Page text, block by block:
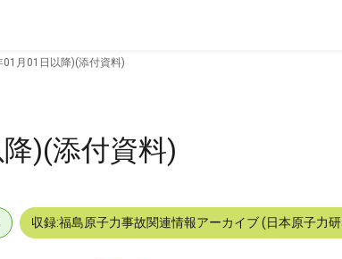
月01日以降)(添付資料)
)(添付資料)
収録:福島原子力事故関連情報アーカイブ (日本原子力